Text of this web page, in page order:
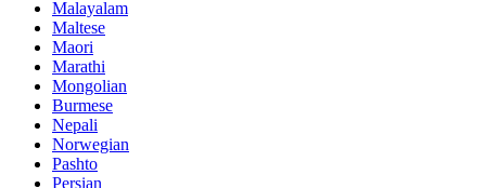
Malayalam
Maltese
Maori
Marathi
Mongolian
Burmese
Nepali
Norwegian
Pashto
Persian